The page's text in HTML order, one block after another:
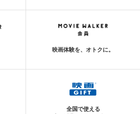
映画体験を、オトクに。
全国で使える